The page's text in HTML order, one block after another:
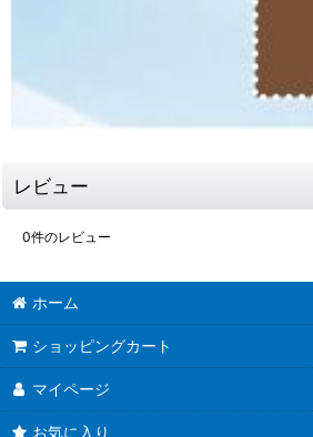
レビュー
0件のレビュー
ホーム
ショッピングカート
マイページ
お気に入り